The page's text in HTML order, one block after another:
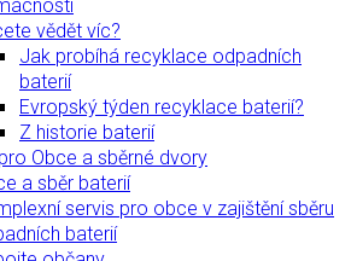
vědět víc?
Jak probíhá recyklace odpadních
baterií
Evropský týden recyklace baterií?
Z historie baterií
Obce a sběrné dvory
a sběr baterií
servis pro obce v zajištění sběru
baterií